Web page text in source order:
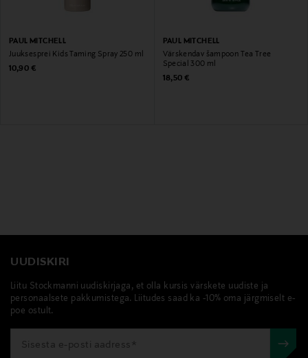
PAUL MITCHELL
Juuksesprei Kids Taming Spray 250 ml
Original Price
10,90 €
PAUL MITCHELL
Värskendav šampoon Tea Tree
Special 300 ml
Original Price
18,50 €
UUDISKIRI
Liitu Stockmanni uudiskirjaga, et olla kursis värskete uudiste ja
personaalsete pakkumistega. Liitudes saad ka -10% oma järgmiselt e-
poe ostult.